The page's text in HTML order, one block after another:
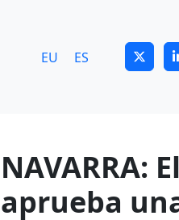
EU ES
NAVARRA:
aprueba